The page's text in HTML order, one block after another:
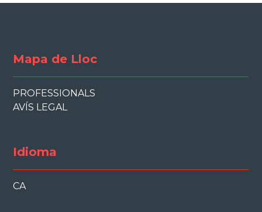
Mapa de Lloc
PROFESSIONALS
AVÍS LEGAL
Idioma
CA